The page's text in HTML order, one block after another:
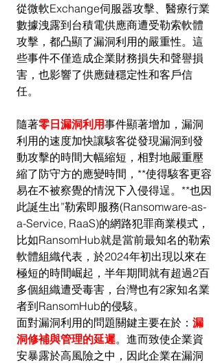
從微軟Exchange伺服器攻擊、醫療行業
數據洩露到台積電供應商遭受勒索軟體
攻擊，都凸顯了漏洞利用的嚴重性。這
些事件不僅造成企業財務損失和聲譽損
害，也影響了供應鏈穩定性和客戶信
任。
隨著零日漏洞利用事件顯著增加，漏洞
利用的速度加快讓駭客從發現漏洞到發
動攻擊的時間大幅縮短，相對地嚴重壓
縮了防守方的應變時間，**使得駭客更容
易在不被察覺的情況下入侵得逞。**也因
此誕生出”勒索即服務(Ransomware-as-
a-Service, RaaS)的網路犯罪商業模式，
比如RansomHub就是當前最知名的勒索
軟體組織代表，於2024年初出現以來在
極短的時間崛起，半年期間就有超過2百
多個組織遭受毒害，台灣也有2家知名業
者到RansomHub的侵駭。
面對漏洞利用的問題關鍵主要在於： 漏
洞修補與管理的延遲。進而致使企業資
安暴露於高風險之中，因此企業在漏洞